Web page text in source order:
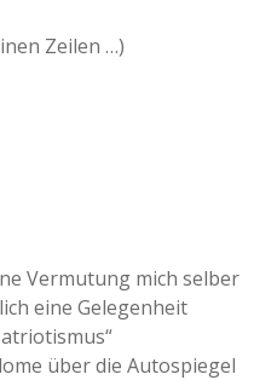
Zeilen …)
Vermutung mich selber
eine Gelegenheit
über die Autospiegel